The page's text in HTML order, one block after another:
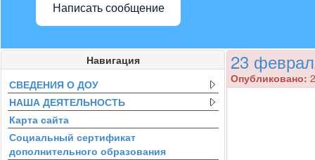
Написать сообщение
Навигация
СВЕДЕНИЯ О ДОУ
НАША ДЕЯТЕЛЬНОСТЬ
Карта сайта
Социальный сертификат
дополнительного образования
23
Опубликовано: